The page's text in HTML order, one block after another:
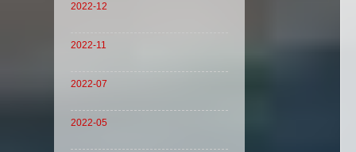
2022-12
2022-11
2022-07
2022-05